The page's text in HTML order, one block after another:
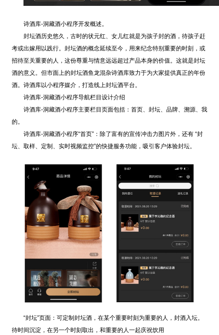
诗酒库-洞藏酒小程序开发概述。
封坛酒历史悠久，古时的状元红、女儿红就是为孩子封的酒，待孩子赶
考或出嫁用以践行。封坛酒的概念延续至今，用来纪念特别重要的时刻，或
招待至关重要的人，这份尊重与情意远远超过产品本身的价值。这就是封坛
酒的意义。但市面上的封坛酒鱼龙混杂诗酒库致力于为大家提供真正的年份
酒。诗酒库以小程序媒介，打造线上封坛酒平台。
诗酒库-洞藏酒小程序导航栏目设计介绍
诗酒库-洞藏酒小程序主要栏目页面包括：首页、 封坛、品牌、溯源、我
的。
诗酒库-洞藏酒小程序“首页”：除了富有的宣传冲击力图片外，还有 “封
坛、取样、定制、实时视频监控”的快捷服务功能，吸引客户体验封坛。
“封坛”页面：可定制封坛酒，在某个重要时刻为重要的人，封酒入坛。
待时间沉淀，在另一个时刻取出，和重要的人一起庆祝饮用